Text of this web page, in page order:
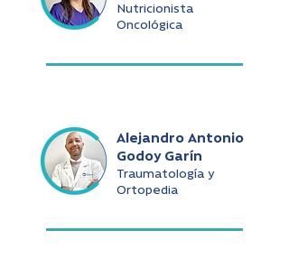
Nutricionista
Oncológica
Alejandro Antonio
Godoy Garín
Traumatología y
Ortopedia